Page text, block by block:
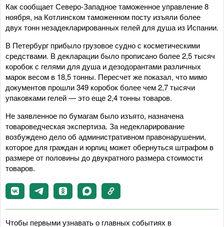
Как сообщает Северо-Западное таможенное управление 8
ноября, на Котлинском таможенном посту изъяли более
двух тонн незадекларированных гелей для душа из Испании.
В Петербург прибыло грузовое судно с косметическими
средствами. В декларации было прописано более 2,5 тысяч
коробок с гелями для душа и дезодорантами различных
марок весом в 18,5 тонны. Пересчет же показал, что мимо
документов прошли 349 коробок более чем 2,7 тысячи
упаковками гелей — это еще 2,4 тонны товаров.
Не заявленное по бумагам было изъято, назначена
товароведческая экспертиза. За недекларирование
возбуждено дело об административном правонарушении,
которое для граждан и юрлиц может обернуться штрафом в
размере от половины до двукратного размера стоимости
товаров.
Чтобы первыми узнавать о главных событиях в